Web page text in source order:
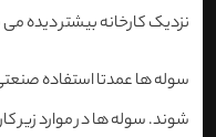
نزدیک کارخانه بیشتر دیده
سوله ها عمدتا استفاده
شوند. سوله ها در موارد زیر